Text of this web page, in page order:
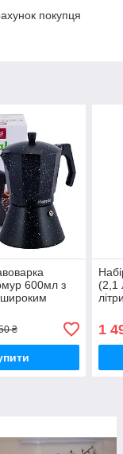
покупця
600мл з
₴
(2,1
1